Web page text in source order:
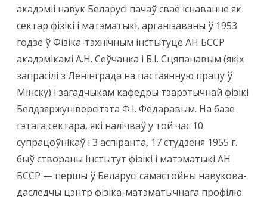
акадэміі навук Беларусі пачаў сваё існаванне як
сектар фізікі і матэматыкі, арганізаваны ў 1953
годзе ў Фізіка-тэхнічным інстытуце АН БССР
акадэмікамі А.Н. Сеўчанка і Б.І. Сцяпанавым (якіх
запрасілі з Ленінграда на пастаянную працу ў
Мінску) і загадчыкам кафедры тэарэтычнай фізікі
Белдзяржуніверсітэта Ф.І. Фёдаравым. На базе
гэтага сектара, які налічваў у той час 10
супрацоўнікаў і 3 аспіранта, 17 студзеня 1955 г.
быў створаны Інстытут фізікі і матэматыкі АН
БССР — першы ў Беларусі самастойны навукова-
даследчы цэнтр фізіка-матэматычнага профілю.